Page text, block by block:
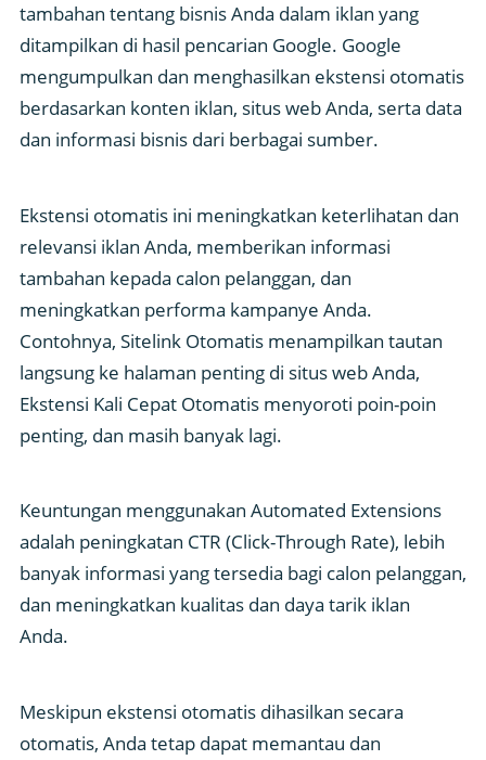
tambahan tentang bisnis Anda dalam iklan yang
ditampilkan di hasil pencarian Google. Google
mengumpulkan dan menghasilkan ekstensi otomatis
berdasarkan konten iklan, situs web Anda, serta data
dan informasi bisnis dari berbagai sumber.
Ekstensi otomatis ini meningkatkan keterlihatan dan
relevansi iklan Anda, memberikan informasi
tambahan kepada calon pelanggan, dan
meningkatkan performa kampanye Anda.
Contohnya, Sitelink Otomatis menampilkan tautan
langsung ke halaman penting di situs web Anda,
Ekstensi Kali Cepat Otomatis menyoroti poin-poin
penting, dan masih banyak lagi.
Keuntungan menggunakan Automated Extensions
adalah peningkatan CTR (Click-Through Rate), lebih
banyak informasi yang tersedia bagi calon pelanggan,
dan meningkatkan kualitas dan daya tarik iklan
Anda.
Meskipun ekstensi otomatis dihasilkan secara
otomatis, Anda tetap dapat memantau dan